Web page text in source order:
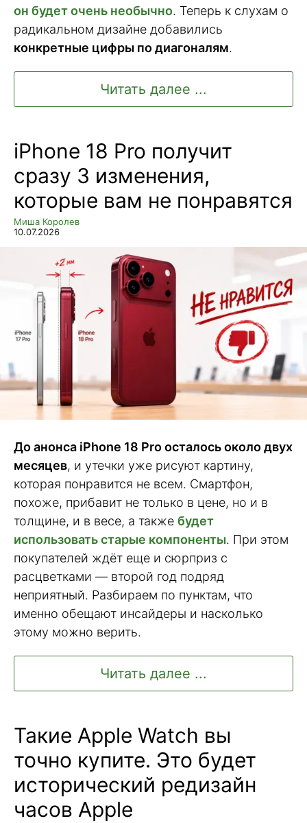
он будет очень необычно. Теперь к слухам о
радикальном дизайне добавились
конкретные цифры по диагоналям.
Читать далее ...
iPhone 18 Pro получит
сразу 3 изменения,
которые вам не понравятся
Миша Королев
10.07.2026
До анонса iPhone 18 Pro осталось около двух
месяцев, и утечки уже рисуют картину,
которая понравится не всем. Смартфон,
похоже, прибавит не только в цене, но и в
толщине, и в весе, а также будет
использовать старые компоненты. При этом
покупателей ждёт еще и сюрприз с
расцветками — второй год подряд
неприятный. Разбираем по пунктам, что
именно обещают инсайдеры и насколько
этому можно верить.
Читать далее ...
Такие Apple Watch вы
точно купите. Это будет
исторический редизайн
часов Apple